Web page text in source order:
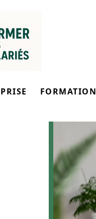
FORMATION